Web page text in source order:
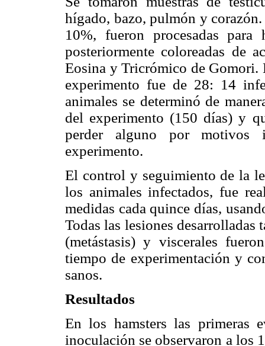
hígado, bazo, pulmón y
10%, fueron procesadas
posteriormente coloreadas de
Eosina y Tricrómico de Gomori.
experimento fue de 28: 14
animales se determinó de
del experimento (150 días) y
perder alguno por motivos
experimento.
El control y seguimiento de la
los animales infectados, fue
medidas cada quince días,
Todas las lesiones
(metástasis) y viscerales
tiempo de experimentación y
sanos.
Resultados
En los hamsters las primeras
inoculación se observaron a los